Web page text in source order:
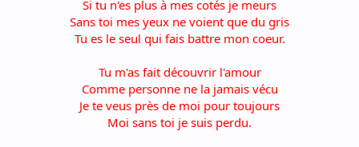
Si tu n'es plus à mes cotés je meurs
Sans toi mes yeux ne voient que du gris
Tu es le seul qui fais battre mon coeur.
Tu m'as fait découvrir l'amour
Comme personne ne la jamais vécu
Je te veus près de moi pour toujours
Moi sans toi je suis perdu.